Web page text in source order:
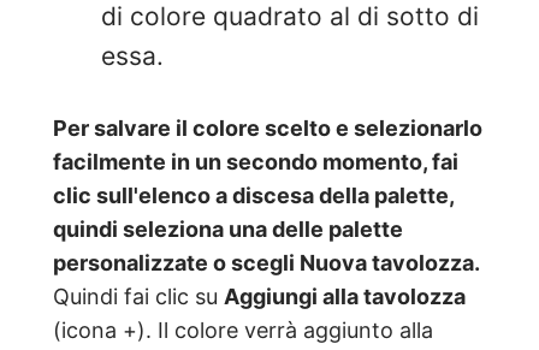
di colore quadrato al di sotto di
essa.
Per salvare il colore scelto e selezionarlo
facilmente in un secondo momento, fai
clic sull'elenco a discesa della palette,
quindi seleziona una delle palette
personalizzate o scegli Nuova tavolozza.
Quindi fai clic su Aggiungi alla tavolozza
(icona +). Il colore verrà aggiunto alla